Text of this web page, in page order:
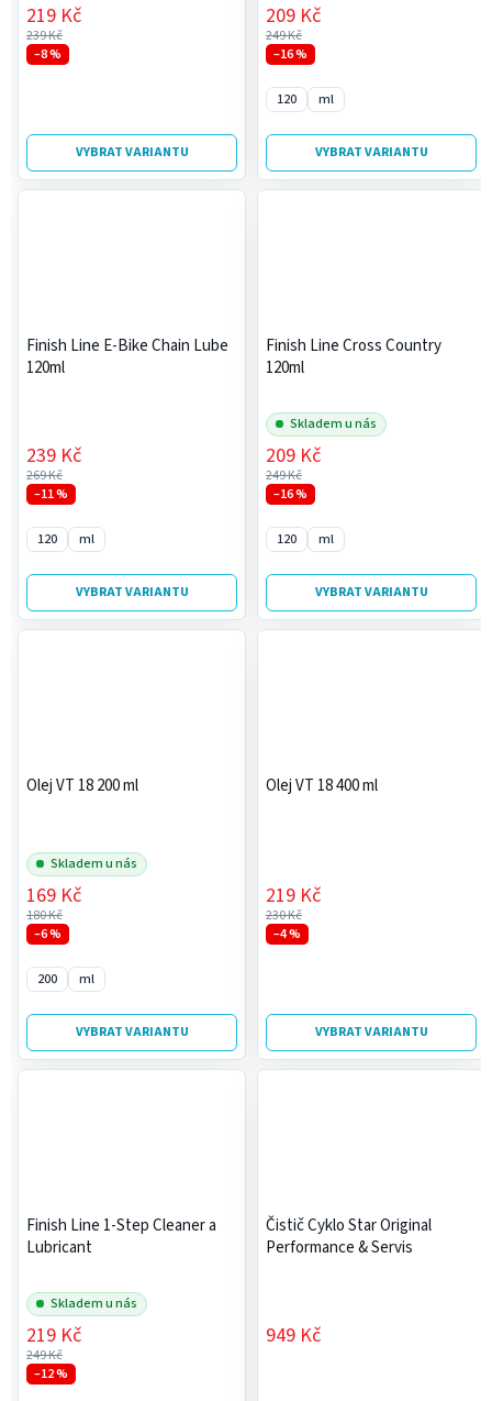
239 Kč
219 Kč
–8 %
VYBRAT VARIANTU
249 Kč
209 Kč
–16 %
VYBRAT VARIANTU
120 ml
Finish Line E-Bike Chain Lube
120ml
269 Kč
239 Kč
–11 %
VYBRAT VARIANTU
120 ml
Finish Line Cross Country
120ml
Skladem u nás
249 Kč
209 Kč
–16 %
VYBRAT VARIANTU
120 ml
Olej VT 18 200 ml
Skladem u nás
180 Kč
169 Kč
–6 %
VYBRAT VARIANTU
200 ml
Olej VT 18 400 ml
230 Kč
219 Kč
–4 %
VYBRAT VARIANTU
Finish Line 1-Step Cleaner a
Lubricant
Skladem u nás
249 Kč
219 Kč
–12 %
Čistič Cyklo Star Original
Performance & Servis
949 Kč